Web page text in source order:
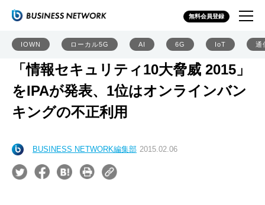
無料会員登録
IOWN ローカル5G AI 6G IoT 通
「情報セキュリティ10大脅威 2015」
をIPAが発表、1位はオンラインバン
キングの不正利用
BUSINESS NETWORK編集部 2015.02.06